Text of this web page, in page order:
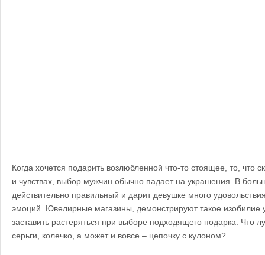
Когда хочется подарить возлюбленной что-то стоящее, то, что
и чувствах, выбор мужчин обычно падает на украшения. В
действительно правильный и дарит девушке много
эмоций. Ювелирные магазины
демонстрируют такое изобилие
заставить растеряться при выборе подходящего подарка. Что
серьги, колечко, а может и вовсе – цепочку с кулоном?